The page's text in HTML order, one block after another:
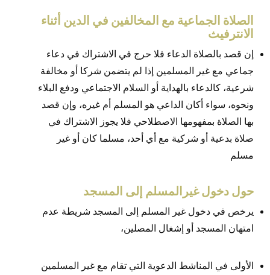
الصلاة الجماعية مع المخالفين في الدين أثناء
الانترفيث
إن قصد بالصلاة الدعاء فلا حرج في الاشتراك في دعاء
جماعي مع غير المسلمين إذا لم يتضمن شركا أو مخالفة
شرعية، كالدعاء بالهداية أو السلام الاجتماعي ودفع البلاء
ونحوه، سواء أكان الداعي هو المسلم أم غيره، وإن قصد
بها الصلاة بمفهومها الاصطلاحي فلا يجوز الاشتراك في
صلاة بدعية أو شركية مع أي أحد، مسلما كان أو غير
مسلم
حول دخول غيرالمسلم إلى المسجد
يرخص في دخول غير المسلم إلى المسجد شريطة عدم
امتهان المسجد أو إشغال المصلين،
الأولى في المناشط الدعوية التي تقام مع غير المسلمين